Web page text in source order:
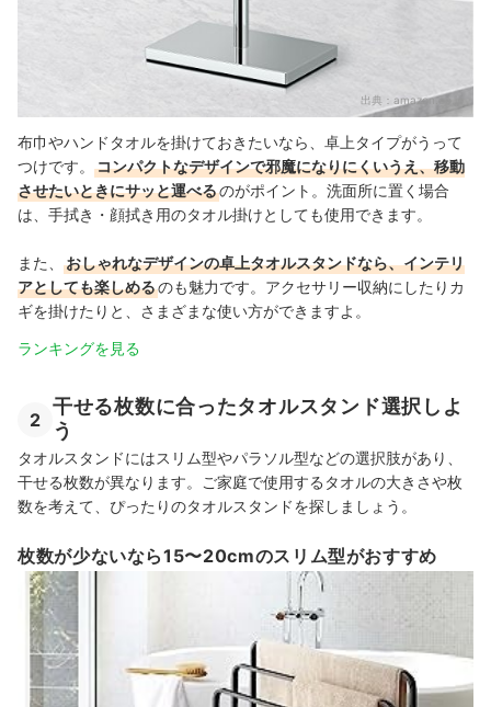
出典： amazon.co.jp
布巾やハンドタオルを掛けておきたいなら、卓上タイプがうって
つけです。
コンパクトなデザインで邪魔になりにくいうえ、移動
させたいときにサッと運べるのがポイント。洗面所に置く場合
は、手拭き・顔拭き用のタオル掛けとしても使用できます。
また、
おしゃれなデザインの卓上タオルスタンドなら、インテリ
アとしても楽しめるのも魅力です。アクセサリー収納にしたりカ
ギを掛けたりと、さまざまな使い方ができますよ。
ランキングを見る
2
干せる枚数に合ったタオルスタンド選択しよ
う
タオルスタンドにはスリム型やパラソル型などの選択肢があり、
干せる枚数が異なります。ご家庭で使用するタオルの大きさや枚
数を考えて、ぴったりのタオルスタンドを探しましょう。
枚数が少ないなら15〜20cmのスリム型がおすすめ